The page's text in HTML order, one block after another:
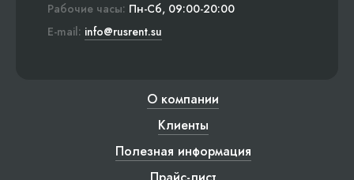
Рабочие часы: Пн-Сб, 09:00-20:00
E-mail: info@rusrent.su
О компании
Клиенты
Полезная информация